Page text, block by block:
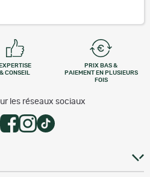
EXPERTISE
& CONSEIL
PRIX BAS &
PAIEMENT EN PLUSIEURS
FOIS
les réseaux sociaux